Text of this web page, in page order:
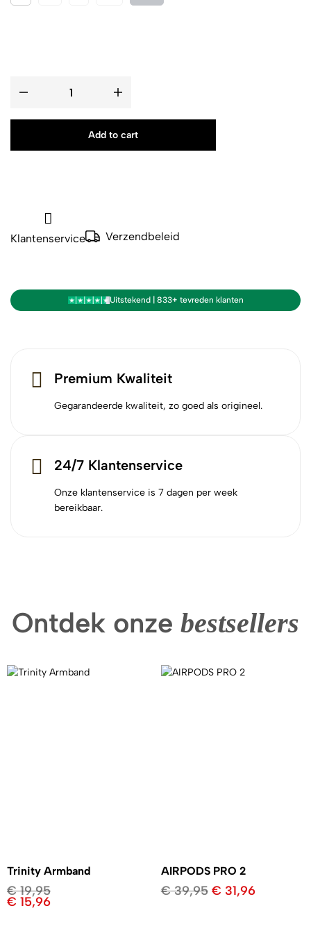
Add to cart
Klantenservice Verzendbeleid
Uitstekend | 833+ tevreden klanten
Premium Kwaliteit
Gegarandeerde kwaliteit, zo goed als origineel.
24/7 Klantenservice
Onze klantenservice is 7 dagen per week
bereikbaar.
Ontdek onze bestsellers
Trinity Armband
€19,95
€ 15,96
AIRPODS PRO 2
€39,95 € 31,96